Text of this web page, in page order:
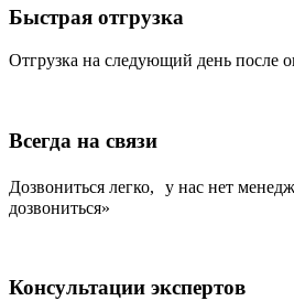
Быстрая отгрузка
Отгрузка на следующий день после
Всегда на связи
Дозвониться легко, у нас нет
дозвониться»
Консультации экспертов